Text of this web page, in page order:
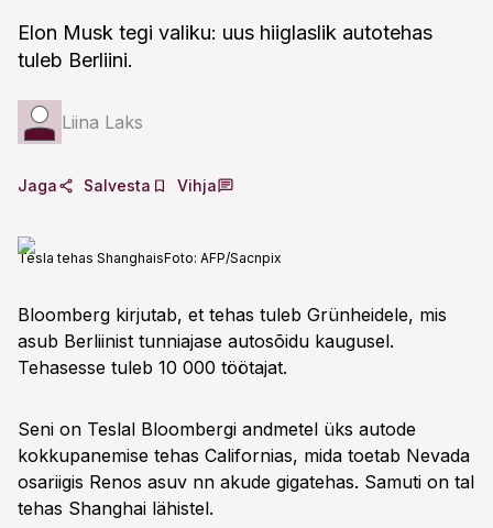
Elon Musk tegi valiku: uus hiiglaslik autotehas
tuleb Berliini.
Liina Laks
Jaga Salvesta Vihja
Tesla tehas ShanghaisFoto: AFP/Sacnpix
Bloomberg kirjutab, et tehas tuleb Grünheidele, mis
asub Berliinist tunniajase autosõidu kaugusel.
Tehasesse tuleb 10 000 töötajat.
Seni on Teslal Bloombergi andmetel üks autode
kokkupanemise tehas Californias, mida toetab Nevada
osariigis Renos asuv nn akude gigatehas. Samuti on tal
tehas Shanghai lähistel.